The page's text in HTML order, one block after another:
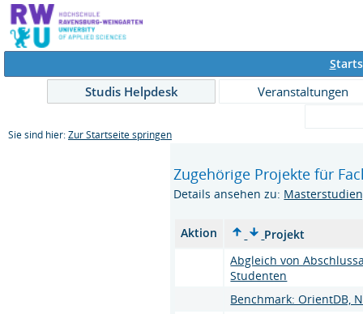
S
Studis Helpdesk
Veranstaltungen
Sie sind hier: Zur Startseite springen
Zugehörige Projekte für
Details ansehen zu:
Aktion
Projekt
Abgleich von
Studenten
Benchmark: OrientDB,